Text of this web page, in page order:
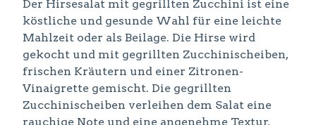
Der Hirsesalat mit gegrillten Zucchini ist eine
köstliche und gesunde Wahl für eine leichte
Mahlzeit oder als Beilage. Die Hirse wird
gekocht und mit gegrillten Zucchinischeiben,
frischen Kräutern und einer Zitronen-
Vinaigrette gemischt. Die gegrillten
Zucchinischeiben verleihen dem Salat eine
rauchige Note und eine angenehme Textur,